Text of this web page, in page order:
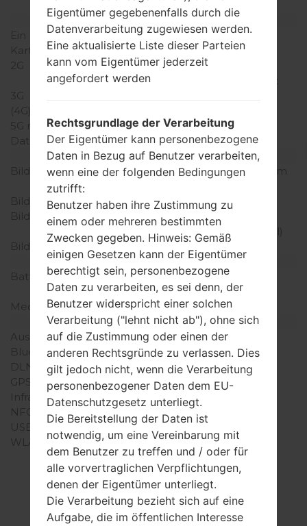
(dedizierter Slot)
Netzwerk und Daten
Ein paar Plätze für SIM-
Karten
Mini-SIM
2G
GSM
850/900/1800/1900MHz
3G
(4G) LTE
5G network
-
Daten
GPRS/EDGE
Anzeige
Bildschirmgröße
2.6 Zoll (~35.1% Bildschirm
Bildschirmtyp
TFT
Bildschirmerweiterung
240 x 400 Pixel (~179
Dichte der Pixel pro Zoll)
Bildschirmfarben
16M Farben
Batterie und Tastatur
Batteriekapazität
Abnehmbar Li-Ion 880
mAh
Mechanische Tastatur
Ja
Interfaces
Ausgabe für Audio
-
Bluetooth
Version 2.1, A2DP
DLNA
-
GPS
Ja, mit A-GPS
Infrarotanschluss
-
NFC
USB
microUSB 2.0
WLAN
-
Articles LGGT-
Eigentümer gegebenenfalls durch die
Datenverarbeitung zugewiesen werden.
Eine aktualisierte Liste dieser Parteien
kann vom Eigentümer jederzeit
angefordert werden
Rechtsgrundlage der Verarbeitung
Der Eigentümer kann personenbezogene
Daten in Bezug auf Benutzer verarbeiten,
wenn eine der folgenden Bedingungen
zutrifft:
Benutzer haben ihre Zustimmung zu
einem oder mehreren bestimmten
Zwecken gegeben. Hinweis: Gemäß
einigen Gesetzen kann der Eigentümer
berechtigt sein, personenbezogene
Daten zu verarbeiten, es sei denn, der
Benutzer widerspricht einer solchen
Verarbeitung ("lehnt nicht ab"), ohne sich
auf die Zustimmung oder einen der
anderen Rechtsgründe zu verlassen. Dies
gilt jedoch nicht, wenn die Verarbeitung
personenbezogener Daten dem EU-
Datenschutzgesetz unterliegt.
Die Bereitstellung der Daten ist
notwendig, um eine Vereinbarung mit
dem Benutzer zu treffen und / oder für
alle vorvertraglichen Verpflichtungen,
denen der Eigentümer unterliegt.
Die Verarbeitung bezieht sich auf eine
Aufgabe, die im öffentlichen Interesse